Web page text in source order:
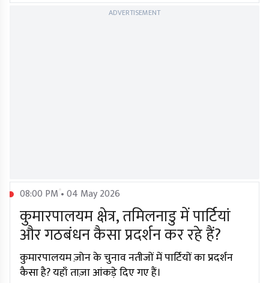
ADVERTISEMENT
08:00 PM • 04 May 2026
कुमारपालयम क्षेत्र, तमिलनाडु में पार्टियां
और गठबंधन कैसा प्रदर्शन कर रहे हैं?
कुमारपालयम ज़ोन के चुनाव नतीजों में पार्टियों का प्रदर्शन
कैसा है? यहाँ ताज़ा आंकड़े दिए गए हैं।